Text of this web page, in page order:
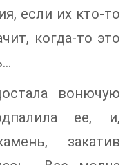
если их кто-то
когда-то это
вонючую
ее, и,
закатив